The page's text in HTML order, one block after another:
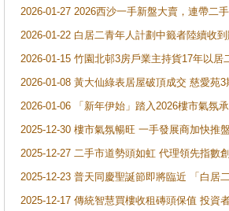
2026-01-27 2026西沙一手新盤大賣，連帶二
2026-01-22 白居二青年人計劃中籤者陸續收
2026-01-15 竹園北邨3房戶業主持貨17年以
2026-01-08 黃大仙綠表居屋破頂成交 慈愛苑
2026-01-06 「新年伊始」踏入2026樓市氣氛
2025-12-30 樓市氣氛暢旺 一手發展商加快推
2025-12-27 二手市道勢頭如虹 代理領先指數
2025-12-23 普天同慶聖誕節即將臨近 「白居
2025-12-17 傳統智慧買樓收租磚頭保值 投資